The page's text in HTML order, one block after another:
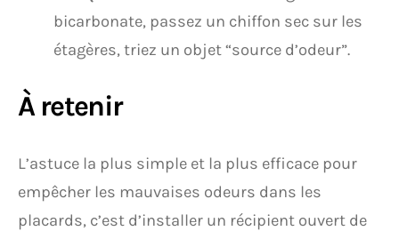
bicarbonate, passez un chiffon sec sur les
étagères, triez un objet “source d’odeur”.
À retenir
L’astuce la plus simple et la plus efficace pour
empêcher les mauvaises odeurs dans les
placards, c’est d’installer un récipient ouvert de